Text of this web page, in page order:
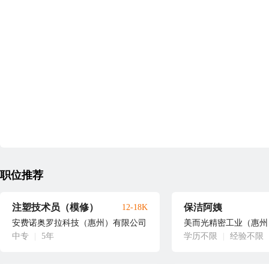
职位推荐
注塑技术员（模修）
安费诺奥罗拉科技（惠州）有限公司
中专
5年
12-18K 保洁阿姨
美而光精密工业（惠
学历不限
经验不限